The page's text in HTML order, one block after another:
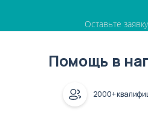
Оставьте
Помощь в
2000+